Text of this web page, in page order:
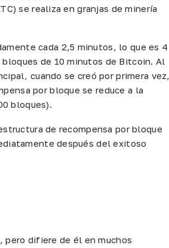
se realiza en granjas de minería
cada 2,5 minutos, lo que es 4
de 10 minutos de Bitcoin. Al
cuando se creó por primera vez,
por bloque se reduce a la
bloques).
de recompensa por bloque
después del exitoso
difiere de él en muchos